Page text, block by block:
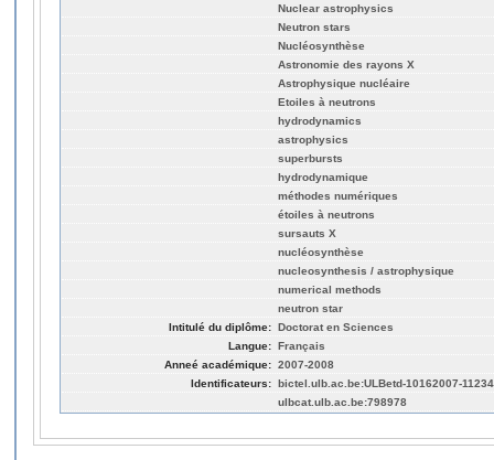
Nuclear astrophysics
Neutron stars
Nucléosynthèse
Astronomie des rayons X
Astrophysique nucléaire
Etoiles à neutrons
hydrodynamics
astrophysics
superbursts
hydrodynamique
méthodes numériques
étoiles à neutrons
sursauts X
nucléosynthèse
nucleosynthesis / astrophysique
numerical methods
neutron star
Intitulé du diplôme: Doctorat en Sciences
Langue: Français
Anneé académique: 2007-2008
Identificateurs: bictel.ulb.ac.be:ULBetd-10162007-
ulbcat.ulb.ac.be:798978